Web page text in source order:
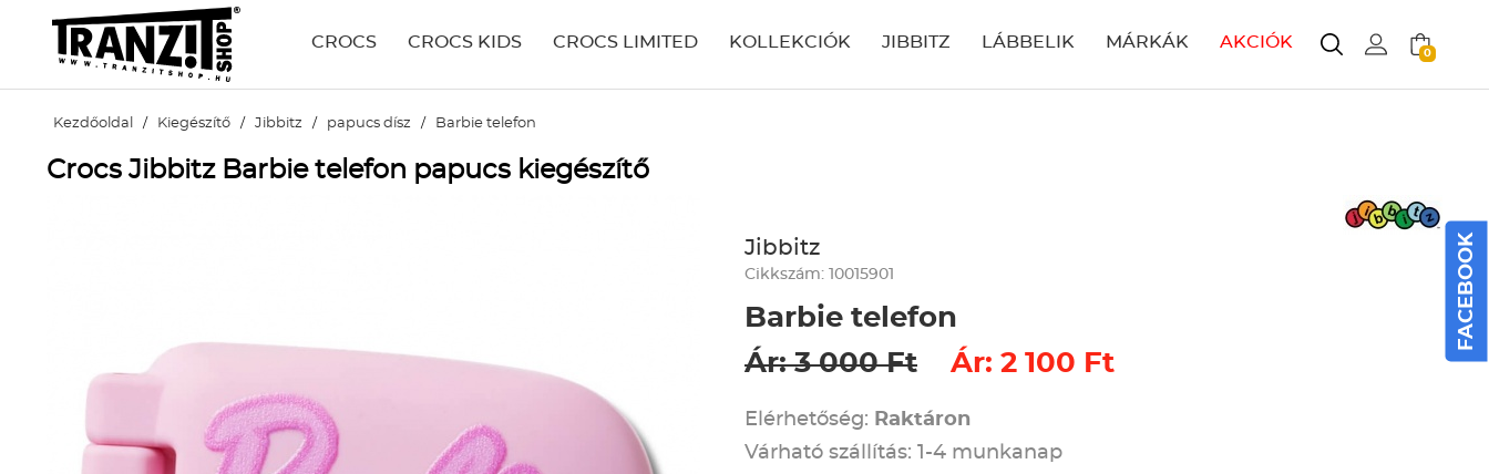
CROCS CROCS KIDS CROCS LIMITED KOLLEKCIÓK JIBBITZ LÁBBELIK MÁRKÁK AKCIÓK
0
Kezdőoldal / Kiegészítő / Jibbitz / papucs dísz / Barbie telefon
Crocs Jibbitz Barbie telefon papucs kiegészítő
Jibbitz
Cikkszám: 10015901
Barbie telefon
Ár: 3 000 Ft
Ár: 2 100 Ft
Elérhetőség: Raktáron
Várható szállítás: 1-4 munkanap
FACEBOOK